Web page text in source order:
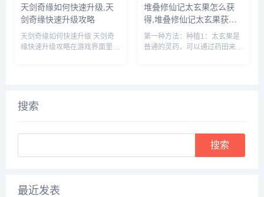
天剑奇缘如何快速升级,天
剑奇缘快速升级攻略
天剑奇缘如何快速升级 天剑奇
缘快速升级攻略在游戏界面里，
悬赏任务，完成这些任务后，就
可以...
堆叠修仙记太玄果怎么获
得,堆叠修仙记太玄果获得
方法
第一种方法：种植1：太玄果是
普通的灵药，可以通过药田来种
搜索
最近发表